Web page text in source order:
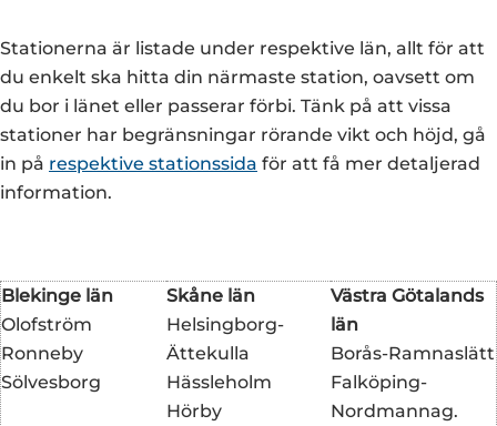
Stationerna är listade under respektive län, allt för att
du enkelt ska hitta din närmaste station, oavsett om
du bor i länet eller passerar förbi. Tänk på att vissa
stationer har begränsningar rörande vikt och höjd, gå
in på respektive stationssida för att få mer detaljerad
information.
Blekinge län
Olofström
Ronneby
Sölvesborg
Skåne län
Helsingborg-
Ättekulla
Hässleholm
Hörby
Västra Götalands
län
Borås-Ramnaslätt
Falköping-
Nordmannag.